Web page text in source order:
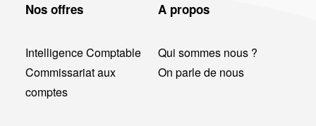
Nos offres
Intelligence Comptable
Commissariat aux
comptes
A propos
Qui sommes nous ?
On parle de nous